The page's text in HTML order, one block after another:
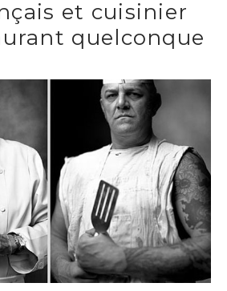
et cuisinier
quelconque